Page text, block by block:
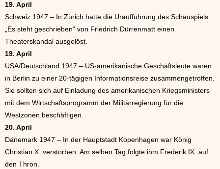
19. April
Schweiz 1947 – In Zürich hatte die Uraufführung des Schauspiels
„Es steht geschrieben“ von Friedrich Dürrenmatt einen
Theaterskandal ausgelöst.
19. April
USA/Deutschland 1947 – US-amerikanische Geschäftsleute waren
in Berlin zu einer 20-tägigen Informationsreise zusammengetroffen.
Sie sollten sich auf Einladung des amerikanischen Kriegsministers
mit dem Wirtschaftsprogramm der Militärregierung für die
Westzonen beschäftigen.
20. April
Dänemark 1947 – In der Hauptstadt Kopenhagen war König
Christian X. verstorben. Am selben Tag folgte ihm Frederik IX. auf
den Thron.